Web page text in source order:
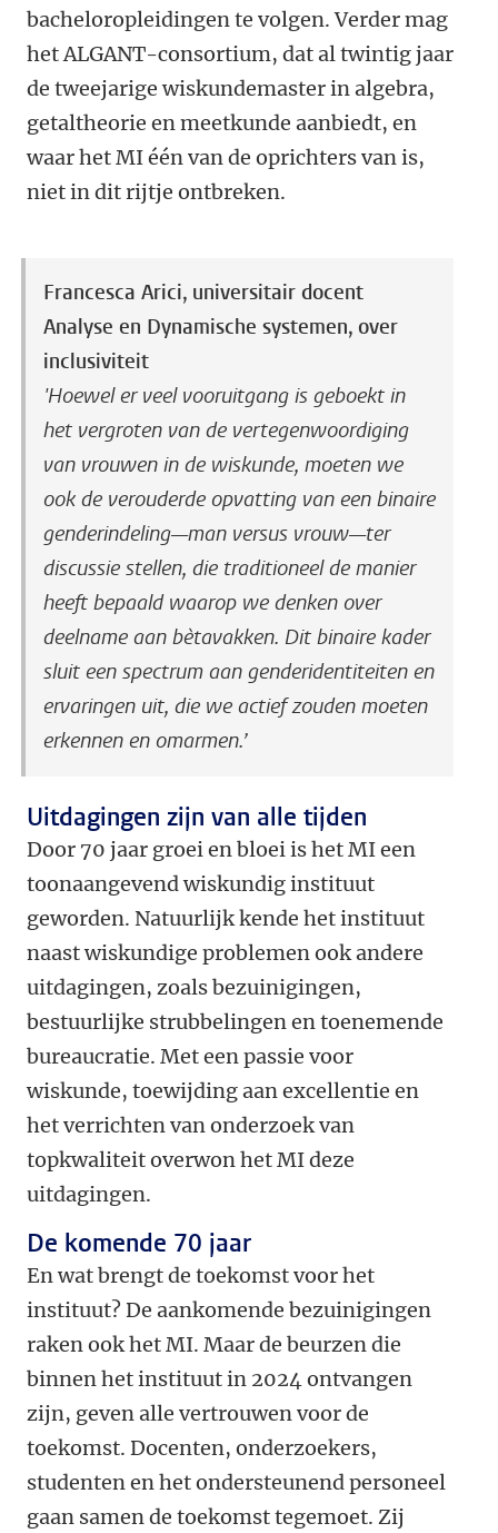
bacheloropleidingen te volgen. Verder mag
het ALGANT-consortium, dat al twintig jaar
de tweejarige wiskundemaster in algebra,
getaltheorie en meetkunde aanbiedt, en
waar het MI één van de oprichters van is,
niet in dit rijtje ontbreken.
Francesca Arici, universitair docent
Analyse en Dynamische systemen, over
inclusiviteit
'Hoeweler veel vooruitgang is geboekt in
het vergroten van de vertegenwoordiging
van vrouwen in de wiskunde, moeten we
ook de verouderde opvatting van een binaire
genderindeling—man versus vrouw—ter
discussie stellen, die traditioneel de manier
heeft bepaald waarop we denken over
deelname aan bètavakken. Dit binaire kader
sluit een spectrum aan genderidentiteiten en
ervaringen uit, die we actief zouden moeten
erkennen en omarmen.’
Uitdagingen zijn van alle tijden
Door 70 jaar groei en bloei is het MI een
toonaangevend wiskundig instituut
geworden. Natuurlijk kende het instituut
naast wiskundige problemen ook andere
uitdagingen, zoals bezuinigingen,
bestuurlijke strubbelingen en toenemende
bureaucratie. Met een passie voor
wiskunde, toewijding aan excellentie en
het verrichten van onderzoek van
topkwaliteit overwon het MI deze
uitdagingen.
De komende 70 jaar
Enwat brengt de toekomst voor het
instituut? De aankomende bezuinigingen
raken ook het MI. Maar de beurzen die
binnen het instituut in 2024 ontvangen
zijn, geven alle vertrouwen voor de
toekomst. Docenten, onderzoekers,
studenten en het ondersteunend personeel
gaan samen de toekomst tegemoet. Zij